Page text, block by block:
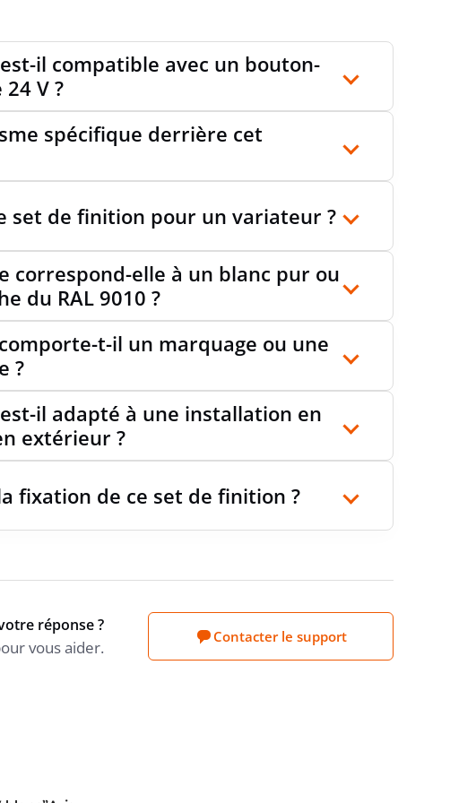
HAUTEUR
PROFONDEUR
PRODUCT CARBON FOOTPRINT (CO2)
il compatible avec un bouton-
V ?
spécifique derrière cet
set de finition pour un variateur ?
correspond-elle à un blanc pur ou
du RAL 9010 ?
t-il un marquage ou une
?
il adapté à une installation en
extérieur ?
fixation de ce set de finition ?
réponse ?
vous aider.
Contacter le support